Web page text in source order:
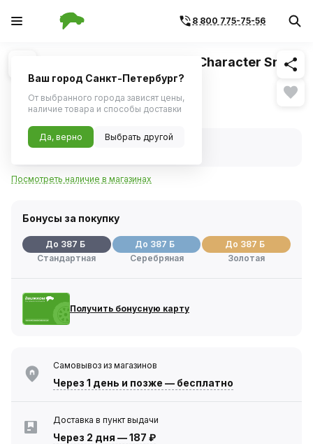
8 800 775-75-56
1/1 Похожие
Шина R16 205/55 IKON Tyres Character Snow
2 94R
7 730 ₽
В наличии
Посмотреть наличие в магазинах
Бонусы за покупку
До 387 Б
Стандартная
До 387 Б
Серебряная
До 387 Б
Золотая
Получить бонусную карту
Самовывоз из магазинов
Через 1 день и позже — бесплатно
Доставка в пункт выдачи
Через 2 дня —187 ₽
Ваш город Санкт-Петербург?
От выбранного города зависят цены,
наличие товара и способы доставки
Да, верно Выбрать другой